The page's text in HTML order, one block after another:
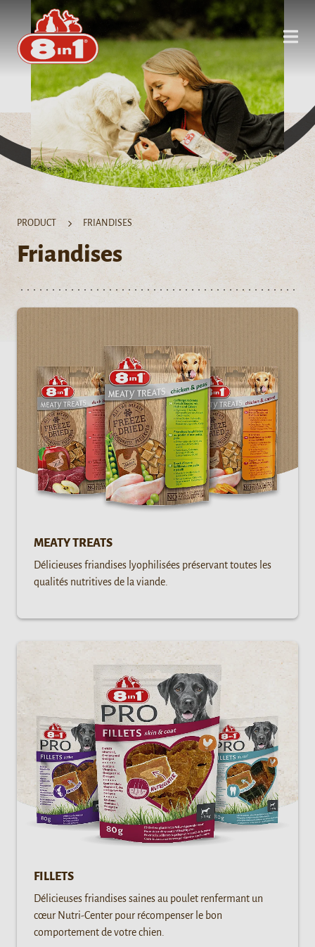
PRODUCT FRIANDISES
Friandises
MEATY TREATS
Délicieuses friandises lyophilisées préservant toutes les
qualités nutritives de la viande.
FILLETS
Délicieuses friandises saines au poulet renfermant un
cœur Nutri-Center pour récompenser le bon
comportement de votre chien.